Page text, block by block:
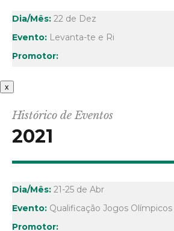
22 de Dez
Levanta-te e Ri
x
Histórico de Eventos
2021
21-25 de Abr
Qualificação Jogos Olímpicos